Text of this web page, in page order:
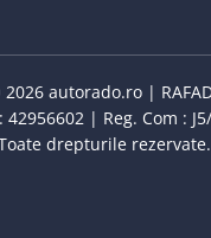
autorado.ro |
42956602 | Reg. Com :
drepturile rezervate.